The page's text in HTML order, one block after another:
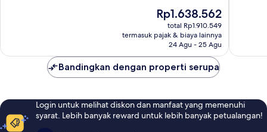
Harga
sekarang
Rp1.638.562
Rp1.638.562
total Rp1.910.549
termasuk pajak & biaya lainnya
24 Agu - 25 Agu
Kota
Bandingkan dengan properti serupa
Login untuk melihat diskon dan manfaat yang memenuhi
syarat. Lebih banyak reward untuk lebih banyak petualangan!